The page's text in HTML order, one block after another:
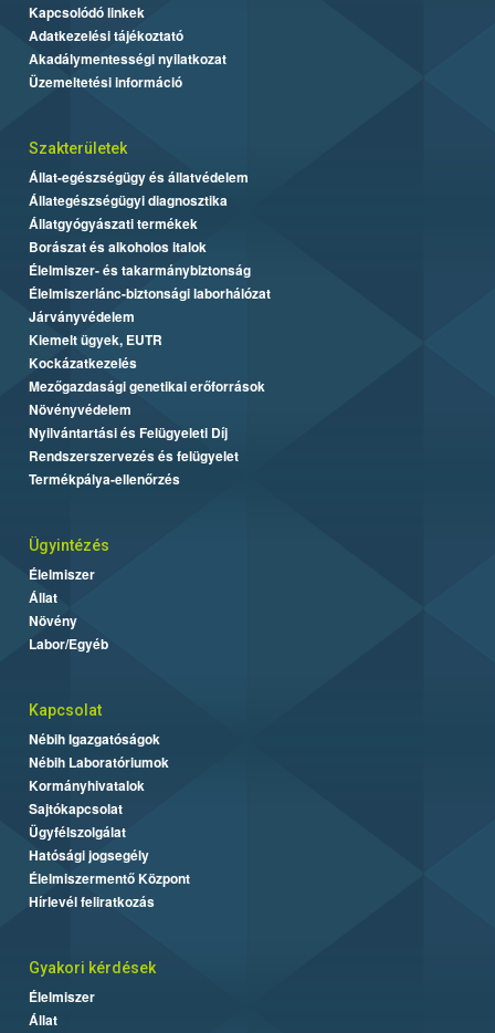
Kapcsolódó linkek
Adatkezelési tájékoztató
Akadálymentességi nyilatkozat
Üzemeltetési információ
Szakterületek
Állat-egészségügy és állatvédelem
Állategészségügyi diagnosztika
Állatgyógyászati termékek
Borászat és alkoholos italok
Élelmiszer- és takarmánybiztonság
Élelmiszerlánc-biztonsági laborhálózat
Járványvédelem
Kiemelt ügyek, EUTR
Kockázatkezelés
Mezőgazdasági genetikai erőforrások
Növényvédelem
Nyilvántartási és Felügyeleti Díj
Rendszerszervezés és felügyelet
Termékpálya-ellenőrzés
Ügyintézés
Élelmiszer
Állat
Növény
Labor/Egyéb
Kapcsolat
Nébih Igazgatóságok
Nébih Laboratóriumok
Kormányhivatalok
Sajtókapcsolat
Ügyfélszolgálat
Hatósági jogsegély
Élelmiszermentő Központ
Hírlevél feliratkozás
Gyakori kérdések
Élelmiszer
Állat